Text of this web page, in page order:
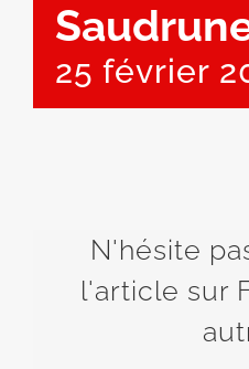
25 février
N'hésite
l'article sur